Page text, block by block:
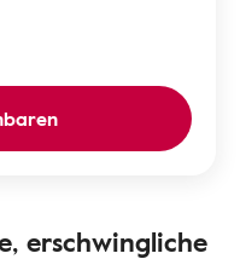
erschwingliche